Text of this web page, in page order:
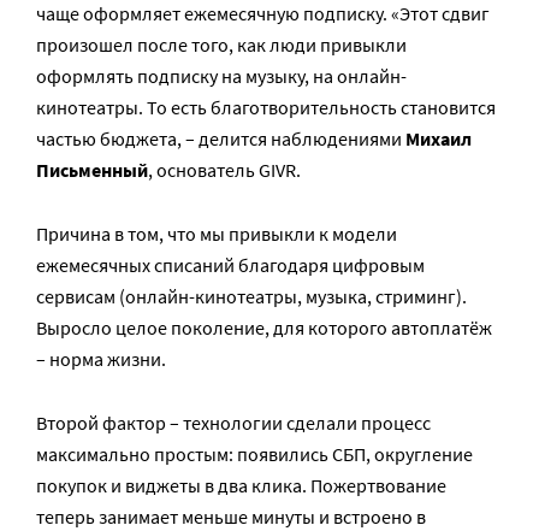
чаще оформляет ежемесячную подписку. «Этот сдвиг
произошел после того, как люди привыкли
оформлять подписку на музыку, на онлайн-
кинотеатры. То есть благотворительность становится
частью бюджета, – делится наблюдениями Михаил
Письменный, основатель GIVR.
Причина в том, что мы привыкли к модели
ежемесячных списаний благодаря цифровым
сервисам (онлайн-кинотеатры, музыка, стриминг).
Выросло целое поколение, для которого автоплатёж
– норма жизни.
Второй фактор – технологии сделали процесс
максимально простым: появились СБП, округление
покупок и виджеты в два клика. Пожертвование
теперь занимает меньше минуты и встроено в